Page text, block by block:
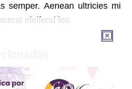
semper. Aenean ultricies mi
eleifend leo.